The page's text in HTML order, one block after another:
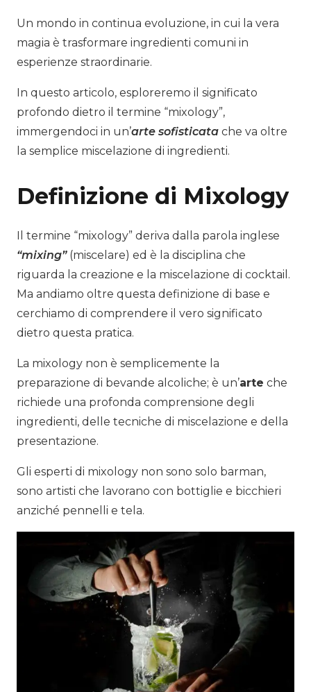
Un mondo in continua evoluzione, in cui la vera
magia è trasformare ingredienti comuni in
esperienze straordinarie.
In questo articolo, esploreremo il significato
profondo dietro il termine “mixology”,
immergendoci in un’arte sofisticata che va oltre
la semplice miscelazione di ingredienti.
Definizione di Mixology
Il termine “mixology” deriva dalla parola inglese
“mixing”(miscelare) ed è la disciplina che
riguarda la creazione e la miscelazione di cocktail.
Ma andiamo oltre questa definizione di base e
cerchiamo di comprendere il vero significato
dietro questa pratica.
La mixology non è semplicemente la
preparazione di bevande alcoliche; è un’arte che
richiede una profonda comprensione degli
ingredienti, delle tecniche di miscelazione e della
presentazione.
Gli esperti di mixology non sono solo barman,
sono artisti che lavorano con bottiglie e bicchieri
anziché pennelli e tela.